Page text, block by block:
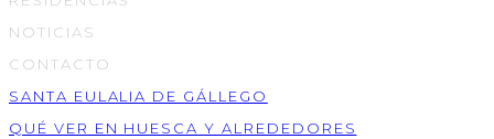
NOTICIAS
CONTACTO
SANTA EULALIA DE GÁLLEGO
QUÉ VER EN HUESCA Y ALREDEDORES